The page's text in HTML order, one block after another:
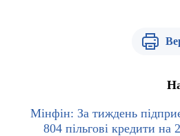
Мінфін: За тиждень
804 пільгові кредити на